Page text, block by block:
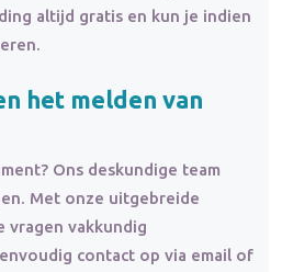
altijd gratis en kun je indien
het melden van
Ons deskundige team
Met onze uitgebreide
vragen vakkundig
contact op via email of